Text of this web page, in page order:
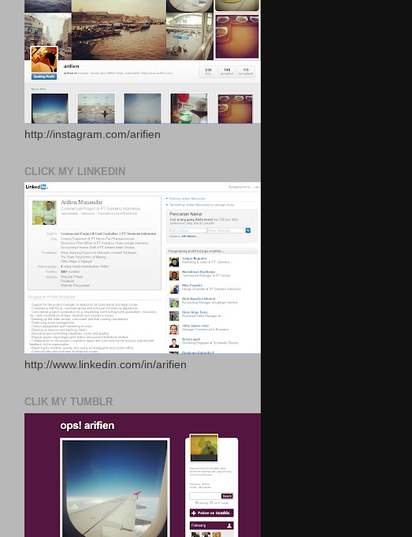
http://instagram.com/arifien
CLICK MY LINKEDIN
http://www.linkedin.com/in/arifien
CLIK MY TUMBLR